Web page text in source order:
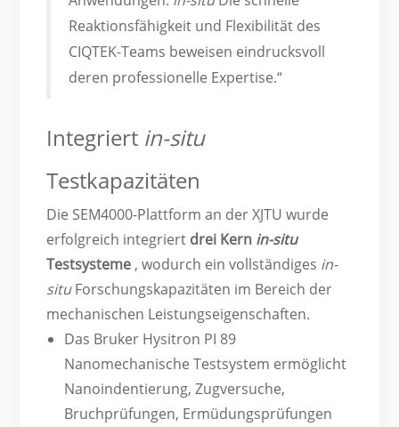
Reaktionsfähigkeit und Flexibilität des
CIQTEK-Teams beweisen eindrucksvoll
deren professionelle Expertise.“
Integriert in-situ
Testkapazitäten
Die SEM4000-Plattform an der XJTU wurde
erfolgreich integriert drei Kern in-situ
Testsysteme , wodurch ein vollständiges in-
situForschungskapazitäten im Bereich der
mechanischen Leistungseigenschaften.
Das Bruker Hysitron PI 89
Nanomechanische Testsystem ermöglicht
Nanoindentierung, Zugversuche,
Bruchprüfungen, Ermüdungsprüfungen